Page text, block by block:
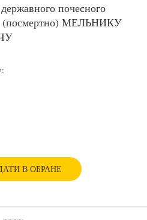
почесного
(посмертно) МЕЛЬНИКУ
В ОБРАНЕ